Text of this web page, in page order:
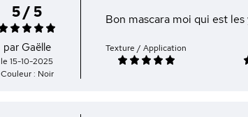
5 / 5
par Gaëlle
le 15-10-2025
Couleur : Noir
Bon mascara moi qui est
Texture / Application